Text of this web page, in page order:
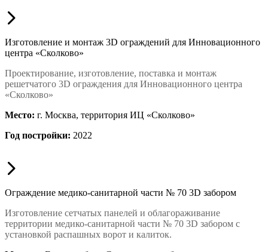
Изготовление и монтаж 3D ограждений для Инновационного
центра «Сколково»
Проектирование, изготовление, поставка и монтаж
решетчатого 3D ограждения для Инновационного центра
«Сколково»
Место: г. Москва, территория ИЦ «Сколково»
Год постройки: 2022
Ограждение медико-санитарной части № 70 3D забором
Изготовление сетчатых панелей и облагораживание
территории медико-санитарной части № 70 3D забором с
установкой распашных ворот и калиток.